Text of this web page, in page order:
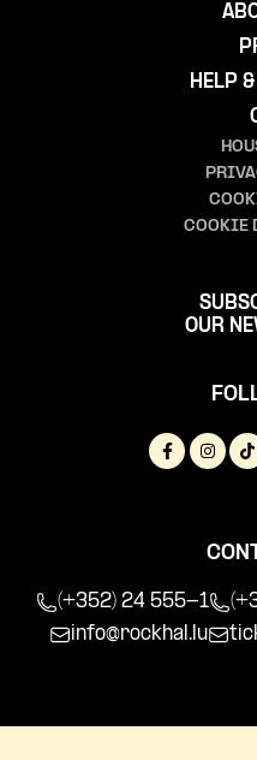
HELP
COOKIE
OUR
(+352) 24 555-1
info@rockhal.lu